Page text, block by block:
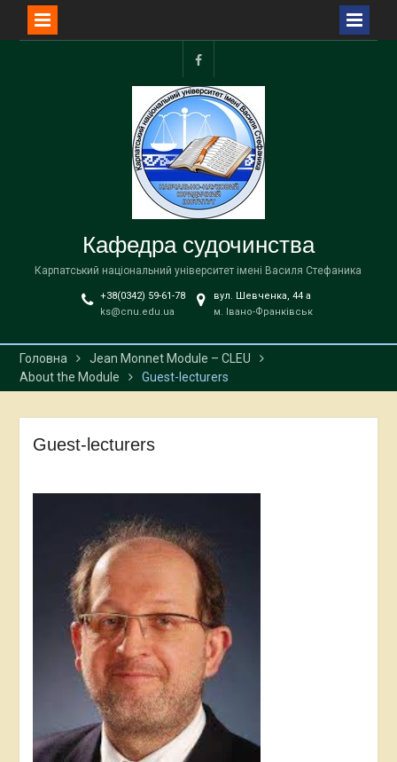
facebook
Кафедра судочинства
Карпатський національний університет імені Василя Стефаника
+38(0342) 59-61-78
ks@cnu.edu.ua
вул. Шевченка, 44 a
м. Івано-Франківськ
Головна
Jean Monnet Module – CLEU
About the Module
Guest-lecturers
Guest-lecturers